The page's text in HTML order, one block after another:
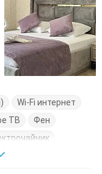
Wi-Fi интернет
ТВ
Фен